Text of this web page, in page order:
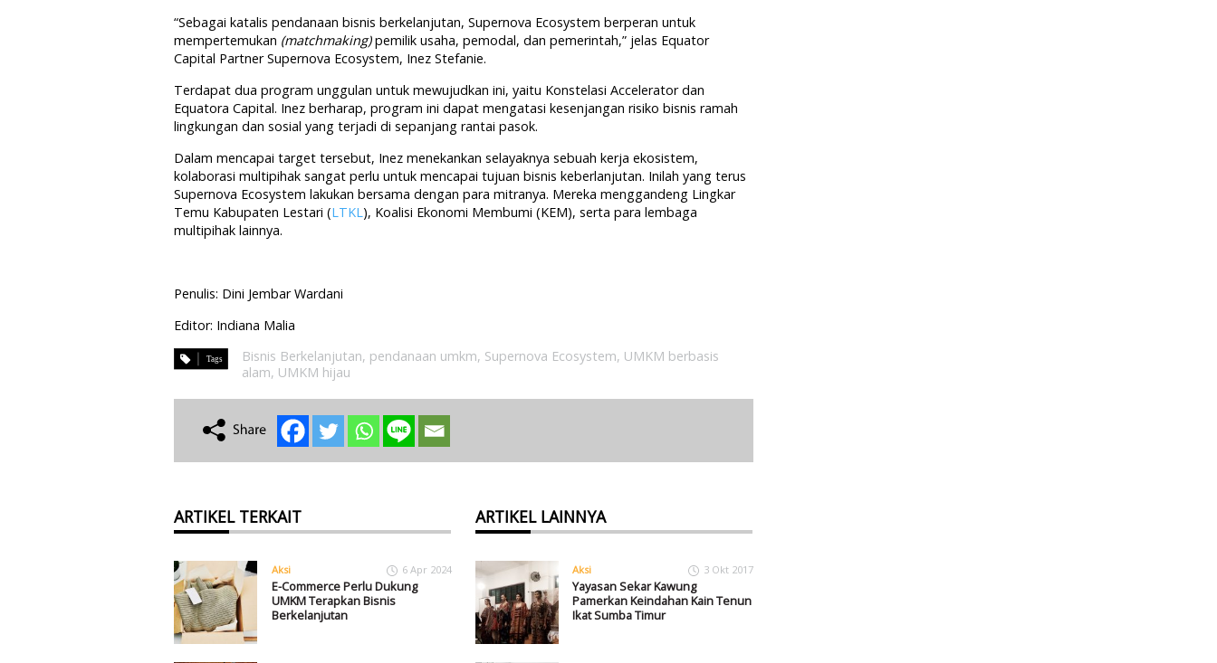
“Sebagai katalis pendanaan bisnis berkelanjutan, Supernova Ecosystem berperan untuk
mempertemukan (matchmaking)pemilik usaha, pemodal, dan pemerintah,” jelas Equator
Capital Partner Supernova Ecosystem, Inez Stefanie.
Terdapat dua program unggulan untuk mewujudkan ini, yaitu Konstelasi Accelerator dan
Equatora Capital. Inez berharap, program ini dapat mengatasi kesenjangan risiko bisnis ramah
lingkungan dan sosial yang terjadi di sepanjang rantai pasok.
Dalam mencapai target tersebut, Inez menekankan selayaknya sebuah kerja ekosistem,
kolaborasi multipihak sangat perlu untuk mencapai tujuan bisnis keberlanjutan. Inilah yang terus
Supernova Ecosystem lakukan bersama dengan para mitranya. Mereka menggandeng Lingkar
Temu Kabupaten Lestari (LTKL), Koalisi Ekonomi Membumi (KEM), serta para lembaga
multipihak lainnya.
Penulis: Dini Jembar Wardani
Editor: Indiana Malia
Bisnis Berkelanjutan, pendanaan umkm, Supernova Ecosystem, UMKM berbasis
alam, UMKM hijau
ARTIKEL TERKAIT
Aksi 6 Apr 2024
E-Commerce Perlu Dukung
UMKM Terapkan Bisnis
Berkelanjutan
ARTIKEL LAINNYA
Aksi 3 Okt 2017
Yayasan Sekar Kawung
Pamerkan Keindahan Kain Tenun
Ikat Sumba Timur